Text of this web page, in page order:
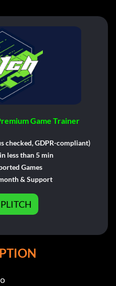
Game Trainer
checked, GDPR-compliant)
less than 5 min
Games
& Support